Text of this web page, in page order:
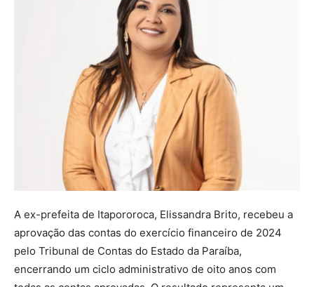
A ex-prefeita de Itapororoca, Elissandra Brito, recebeu a
aprovação das contas do exercício financeiro de 2024
pelo Tribunal de Contas do Estado da Paraíba,
encerrando um ciclo administrativo de oito anos com